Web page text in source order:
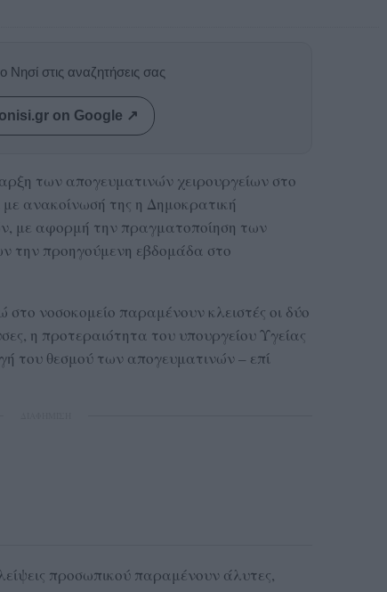
Νησί στις αναζητήσεις σας
on Google ↗
των απογευματινών χειρουργείων στο
ανακοίνωσή της η Δημοκρατική
με αφορμή την πραγματοποίηση των
την προηγούμενη εβδομάδα στο
νοσοκομείο παραμένουν κλειστές οι δύο
η προτεραιότητα του υπουργείου Υγείας
του θεσμού των απογευματινών – επί
προσωπικού παραμένουν άλυτες,